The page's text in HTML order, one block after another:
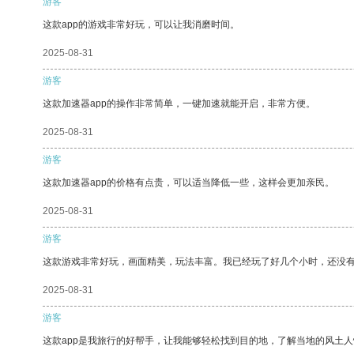
这款app的游戏非常好玩，可以让我消磨时间。
2025-08-31
游客
这款加速器app的操作非常简单，一键加速就能开启，非常方便。
2025-08-31
游客
这款加速器app的价格有点贵，可以适当降低一些，这样会更加亲民。
2025-08-31
游客
这款游戏非常好玩，画面精美，玩法丰富。我已经玩了好几个小时，还没有
2025-08-31
游客
这款app是我旅行的好帮手，让我能够轻松找到目的地，了解当地的风土人